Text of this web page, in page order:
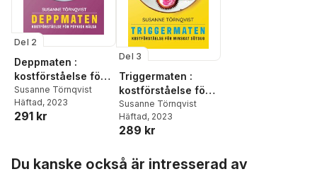
Del 2
Deppmaten :
kostförståelse för
psykisk hälsa
Susanne Törnqvist
Häftad, 2023
291 kr
Del 3
Triggermaten :
kostförståelse för
minskat sötsug
Susanne Törnqvist
Häftad, 2023
289 kr
Du kanske också är intresserad av